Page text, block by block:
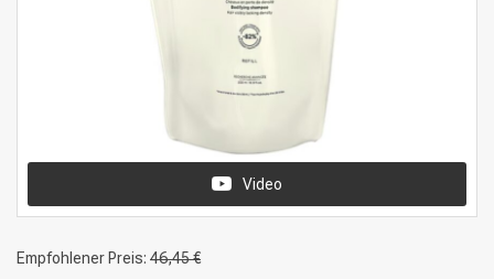
Video
Empfohlener Preis: 46,45 €